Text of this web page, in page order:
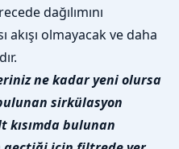
dağılımını
akışı olmayacak ve daha
ne kadar yeni olursa
sirkülasyon
kısımda bulunan